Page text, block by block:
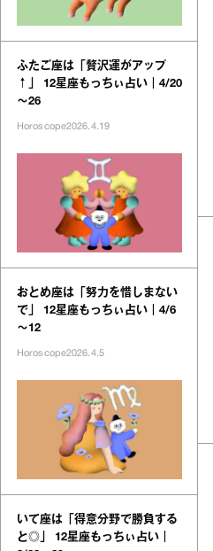
ふたご座は「贅沢運がアップ
↑」 12星座もっちぃ占い｜4/20
～26
Horoscope2026.4.19
おとめ座は「努力を惜しまない
で」 12星座もっちぃ占い｜4/6
～12
Horoscope2026.4.5
いて座は「得意分野で勝負する
と◎」 12星座もっちぃ占い｜